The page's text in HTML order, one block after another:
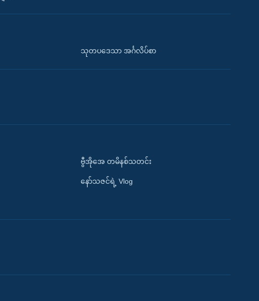
သုတပဒေသာ အင်္ဂလိပ်စာ
ဗွီအိုအေ တမိနစ်သတင်း
နော်သဇင်ရဲ့ Vlog